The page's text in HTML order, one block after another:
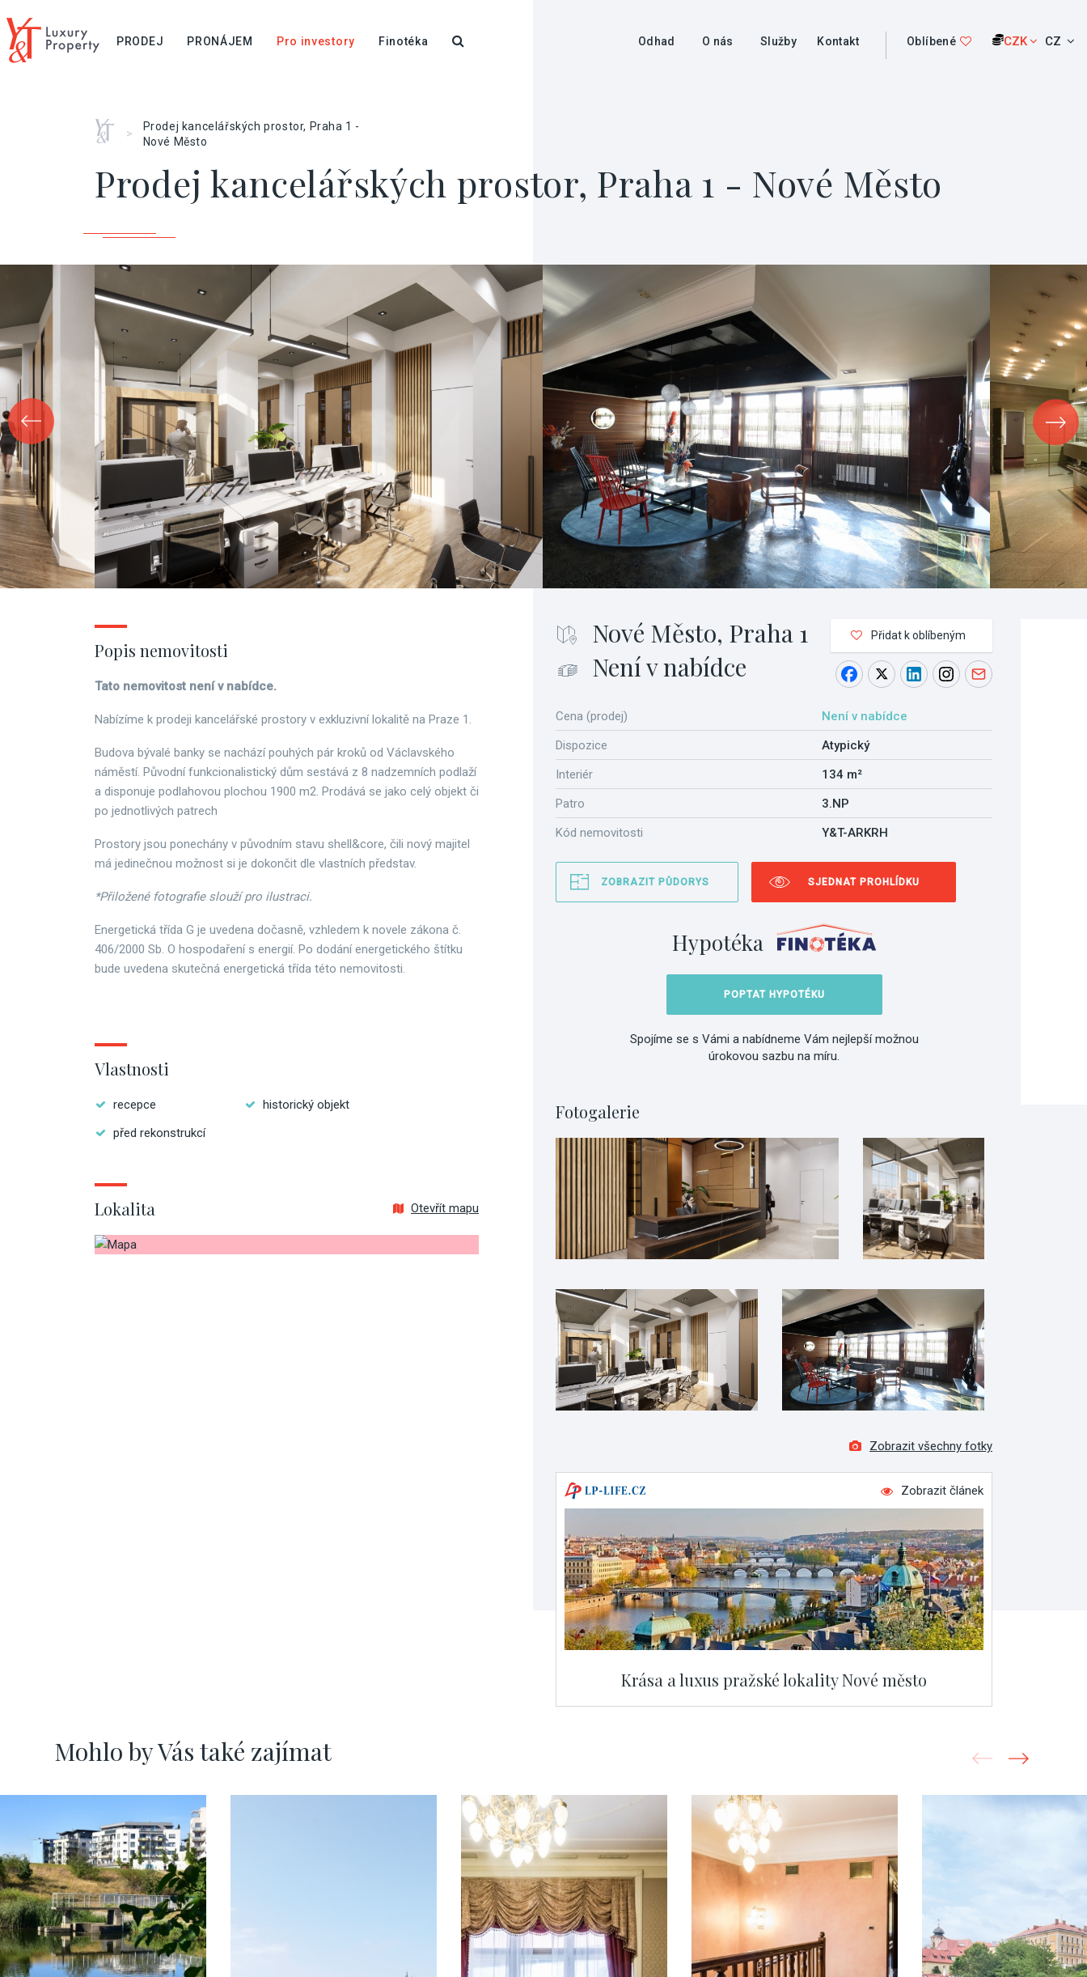
PRODEJ PRONÁJEM Pro investory Finotéka Odhad O nás Služby Kontakt Oblíbené CZK CZ
Home
>
Prodej kancelářských prostor, Praha 1 -
Nové Město
Prodej kancelářských prostor, Praha 1 - Nové Město
Nové Město, Praha 1
Není v nabídce
Přidat k oblíbeným
Cena (prodej)
Není v nabídce
Dispozice
Atypický
Interiér
134 m²
Patro
3.NP
Kód nemovitosti
Y&T-ARKRH
ZOBRAZIT PŮDORYS SJEDNAT PROHLÍDKU
Hypotéka
POPTAT HYPOTÉKU
Spojíme se s Vámi a nabídneme Vám nejlepší možnou
úrokovou sazbu na míru.
Fotogalerie
Zobrazit všechny fotky
Zobrazit článek
Krása a luxus pražské lokality Nové město
Popis nemovitosti
Tato nemovitost není v nabídce.
Nabízíme k prodeji kancelářské prostory v exkluzivní lokalitě na Praze 1.
Budova bývalé banky se nachází pouhých pár kroků od Václavského
náměstí. Původní funkcionalistický dům sestává z 8 nadzemních podlaží
a disponuje podlahovou plochou 1900 m2. Prodává se jako celý objekt či
po jednotlivých patrech
Prostory jsou ponechány v původním stavu shell&core, čili nový majitel
má jedinečnou možnost si je dokončit dle vlastních představ.
*Přiložené fotografie slouží pro ilustraci.
Energetická třída G je uvedena dočasně, vzhledem k novele zákona č.
406/2000 Sb. O hospodaření s energií. Po dodání energetického štítku
bude uvedena skutečná energetická třída této nemovitosti.
Vlastnosti
recepce
historický objekt
před rekonstrukcí
Lokalita Otevřít mapu
Mohlo by Vás také zajímat